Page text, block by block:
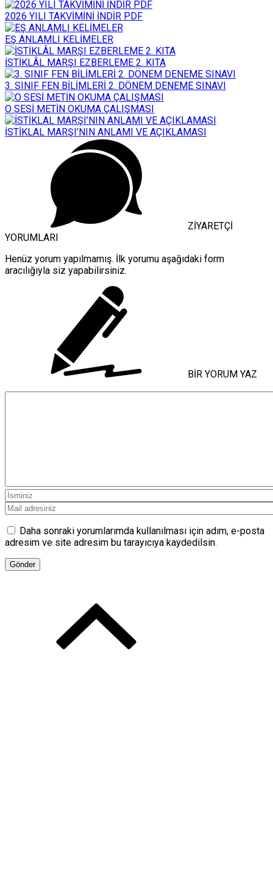
2026 YILI TAKVİMİNİ İNDİR PDF
EŞ ANLAMLI KELİMELER
İSTİKLÂL MARŞI EZBERLEME 2. KITA
3. SINIF FEN BİLİMLERİ 2. DÖNEM DENEME SINAVI
O SESİ METİN OKUMA ÇALIŞMASI
İSTİKLAL MARŞI’NIN ANLAMI VE AÇIKLAMASI
ZİYARETÇİ
YORUMLARI
Henüz yorum yapılmamış. İlk yorumu aşağıdaki form
aracılığıyla siz yapabilirsiniz.
BİR YORUM YAZ
Daha sonraki yorumlarımda kullanılması için adım, e-posta
adresim ve site adresim bu tarayıcıya kaydedilsin.